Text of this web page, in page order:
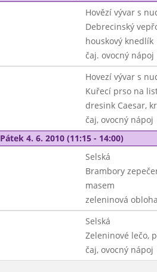
Hovězí vývar s
Debrecinský
houskový knedlík
čaj. ovocný nápoj
Hovezí vývar s
Kuřecí prso na
dresink Caesar,
čaj, ovocný nápoj
Pátek 4. 6. 2010 (11:15 - 14:00)
Selská
Brambory
masem
zeleninová
Selská
Zeleninové lečo,
čaj, ovocný nápoj